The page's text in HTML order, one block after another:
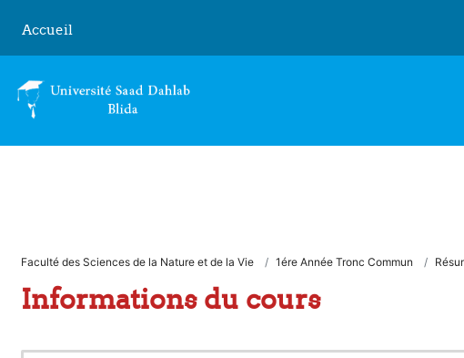
Accueil
Faculté des Sciences de la Nature et de la Vie 1ére Année Tronc Commun
Informations du cours